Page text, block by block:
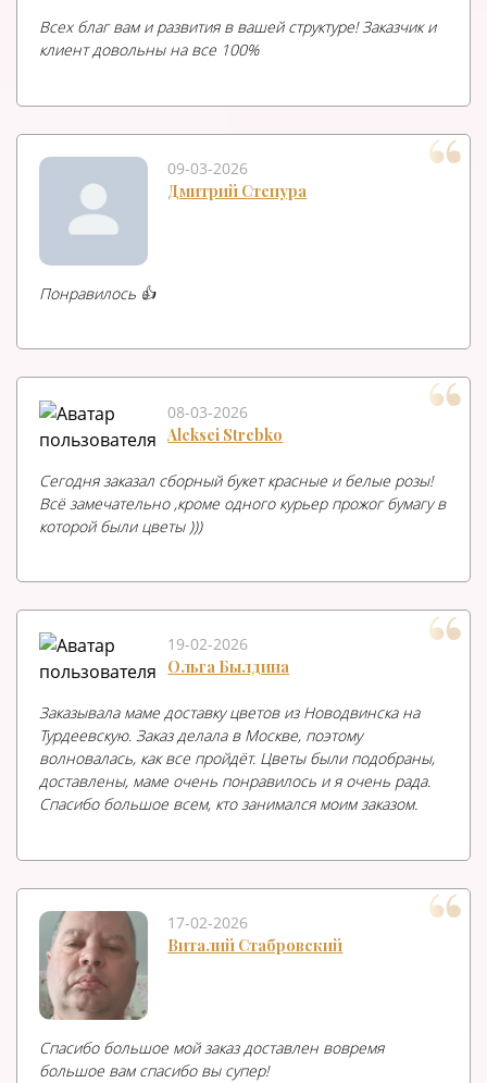
Всех благ вам и развития в вашей структуре! Заказчик и
клиент довольны на все 100%
09-03-2026
Дмитрий Степура
Понравилось 👍
08-03-2026
Aleksei Strebko
Сегодня заказал сборный букет красные и белые розы!
Всё замечательно ,кроме одного курьер прожог бумагу в
которой были цветы )))
19-02-2026
Ольга Былдина
Заказывала маме доставку цветов из Новодвинска на
Турдеевскую. Заказ делала в Москве, поэтому
волновалась, как все пройдёт. Цветы были подобраны,
доставлены, маме очень понравилось и я очень рада.
Спасибо большое всем, кто занимался моим заказом.
17-02-2026
Виталий Стабровский
Спасибо большое мой заказ доставлен вовремя
большое вам спасибо вы супер!